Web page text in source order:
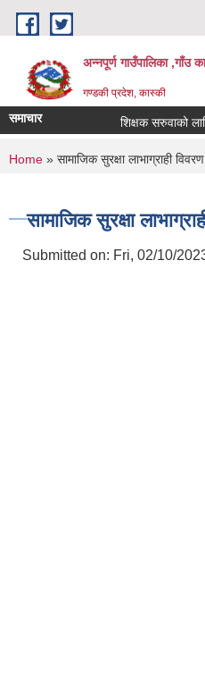
Skip to main content
अन्नपूर्ण गाउँपालिका ,गाँउ
गण्डकी प्रदेश, कास्की
समाचार शिक्षक सरुवाको लागि
You are here
Home » सामाजिक सुरक्षा लाभाग्राही विवरण
सामाजिक सुरक्षा
Submitted on: Fri, 02/10/